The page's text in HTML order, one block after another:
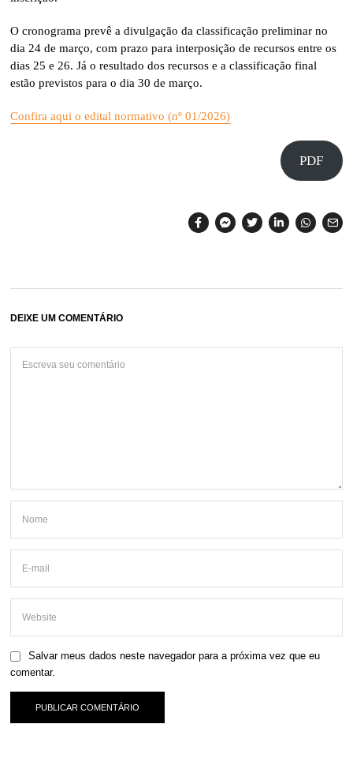
O cronograma prevê a divulgação da classificação preliminar no
dia 24 de março, com prazo para interposição de recursos entre os
dias 25 e 26. Já o resultado dos recursos e a classificação final
estão previstos para o dia 30 de março.
Confira aqui o edital normativo (nº 01/2026)
PDF
DEIXE UM COMENTÁRIO
Salvar meus dados neste navegador para a próxima vez que eu
comentar.